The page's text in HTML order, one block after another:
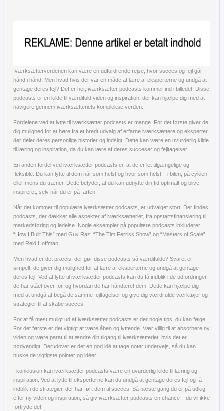
Iværksætterverdenen kan være en udfordrende rejse, hvor succes og fejl går
hånd i hånd. Men hvad hvis der var en måde at lære af eksperterne og undgå at
gentage deres fejl? Det er her, iværksætter podcasts kommer ind i billedet. Disse
podcasts er en kilde til værdifuld viden og inspiration, der kan hjælpe dig med at
navigere gennem iværksætteriets komplekse verden.
Fordelene ved at lytte til iværksætter podcasts er mange. For det første giver de
dig mulighed for at høre fra et bredt udvalg af erfarne iværksættere og eksperter,
der deler deres personlige historier og indsigt. Dette kan være en uvurderlig kilde
til læring og inspiration, da du kan lære af deres succeser og fejltagelser.
En anden fordel ved iværksætter podcasts er, at de er let tilgængelige og
fleksible. Du kan lytte til dem når som helst og hvor som helst – i bilen, på cyklen
eller mens du træner. Dette betyder, at du kan udnytte din tid optimalt og blive
inspireret, selv når du er på farten.
Når det kommer til populære iværksætter podcasts, er udvalget stort. Der findes
podcasts, der dækker alle aspekter af iværksætteriet, fra opstartsfinansiering til
markedsføring og ledelse. Nogle eksempler på populære podcasts inkluderer
“How I Built This” med Guy Raz, “The Tim Ferriss Show” og “Masters of Scale”
med Reid Hoffman.
Men hvad er det præcis, der gør disse podcasts så værdifulde? Svaret er
simpelt: de giver dig mulighed for at lære af eksperterne og undgå at gentage
deres fejl. Ved at lytte til iværksætter podcasts kan du få indblik i de udfordringer,
de har stået over for, og hvordan de har håndteret dem. Dette kan hjælpe dig
med at undgå at begå de samme fejltagelser og give dig værdifulde værktøjer og
strategier til at skabe succes.
For at få mest muligt ud af iværksætter podcasts er der nogle tips, du kan følge.
For det første er det vigtigt at være åben og lyttende. Vær villig til at absorbere ny
viden og være parat til at ændre din tilgang til iværksætteriet, hvis det er
nødvendigt. Derudover er det en god idé at tage noter undervejs, så du kan
huske de vigtigste pointer og idéer.
I konklusion kan iværksætter podcasts være en uvurderlig kilde til læring og
inspiration. Ved at lytte til eksperterne kan du undgå at gentage deres fejl og få
indblik i de strategier, der har ført dem til succes. Så næste gang du er på udkig
efter ny viden og inspiration, så giv iværksætter podcasts en chance – du vil ikke
fortryde det.